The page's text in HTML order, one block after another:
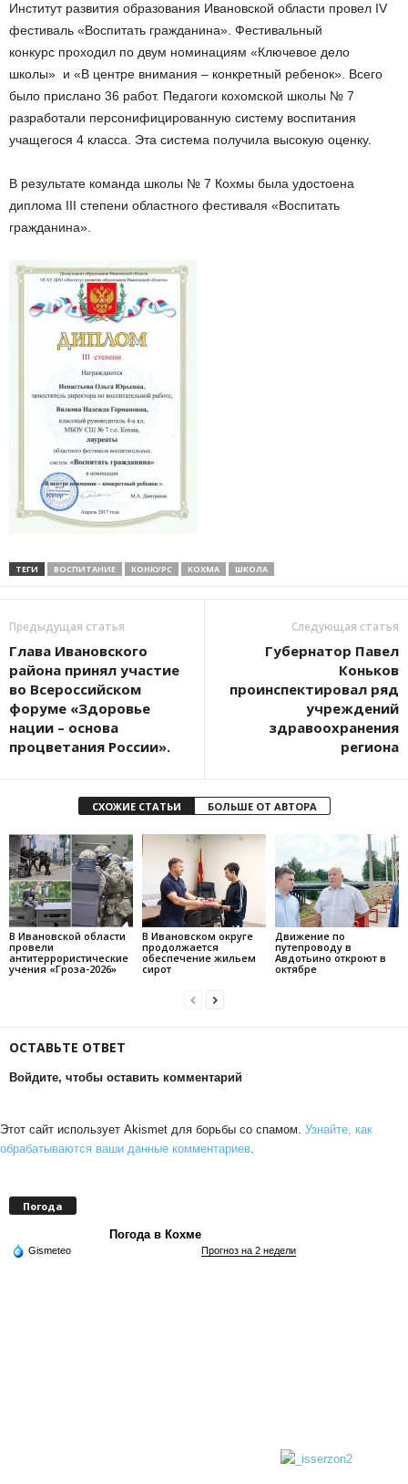
Институт развития образования Ивановской области провел IV
фестиваль «Воспитать гражданина». Фестивальный
конкурс проходил по двум номинациям «Ключевое дело
школы» и «В центре внимания – конкретный ребенок». Всего
было прислано 36 работ. Педагоги кохомской школы № 7
разработали персонифицированную систему воспитания
учащегося 4 класса. Эта система получила высокую оценку.
В результате команда школы № 7 Кохмы была удостоена
диплома III степени областного фестиваля «Воспитать
гражданина».
ТЕГИ ВОСПИТАНИЕ КОНКУРС КОХМА ШКОЛА
Предыдущая статья
Глава Ивановского
района принял участие
во Всероссийском
форуме «Здоровье
нации – основа
процветания России».
Следующая статья
Губернатор Павел
Коньков
проинспектировал ряд
учреждений
здравоохранения
региона
СХОЖИЕ СТАТЬИ БОЛЬШЕ ОТ АВТОРА
В Ивановской области
провели
антитеррористические
учения «Гроза-2026»
В Ивановском округе
продолжается
обеспечение жильем
сирот
Движение по
путепроводу в
Авдотьино откроют в
октябре
ОСТАВЬТЕ ОТВЕТ
Войдите, чтобы оставить комментарий
Этот сайт использует Akismet для борьбы со спамом. Узнайте, как
обрабатываются ваши данные комментариев
Погода
Погода в Кохме
Gismeteo Прогноз на 2 недели